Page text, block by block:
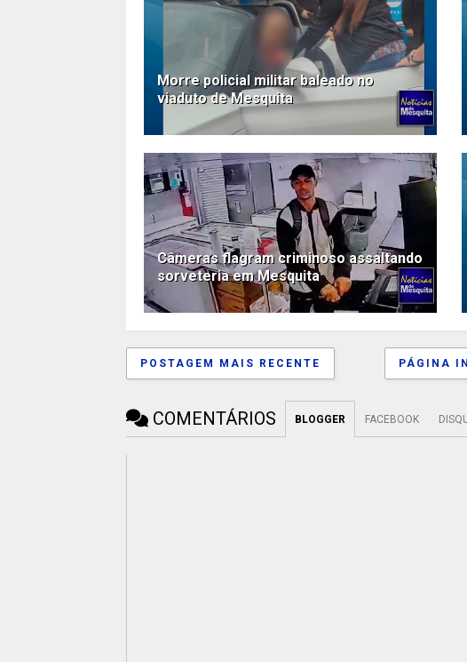
Morre policial militar baleado no
viaduto de Mesquita
Câmeras flagram criminoso assaltando
sorveteria em Mesquita
POSTAGEM MAIS RECENTE PÁGINA
COMENTÁRIOS BLOGGER FACEBOOK